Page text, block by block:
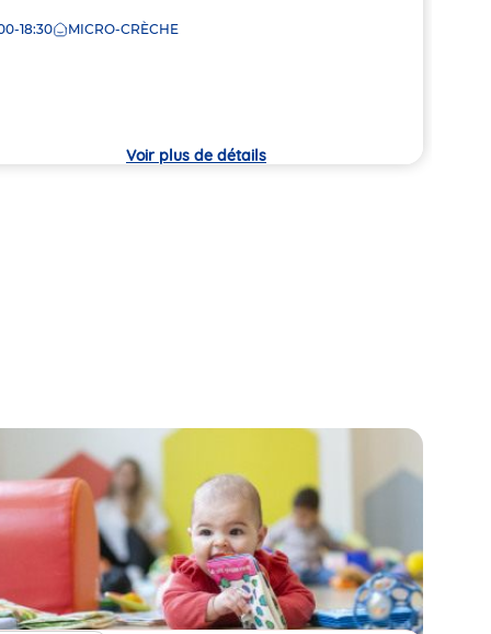
18:30 MICRO-CRÈCHE
Voir plus de détails